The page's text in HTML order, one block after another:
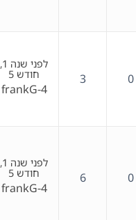
0
3
לפני שנה 1,
חודש 5
frankG-4
0
6
לפני שנה 1,
חודש 5
frankG-4